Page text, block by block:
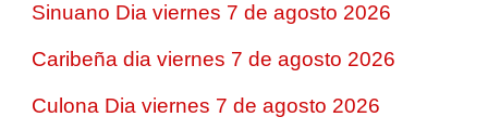
Sinuano Dia viernes 7 de agosto 2026
Caribeña dia viernes 7 de agosto 2026
Culona Dia viernes 7 de agosto 2026